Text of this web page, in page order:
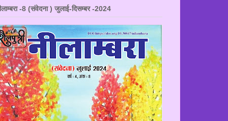
-8 (संवेदना ) जुलाई-दिसम्बर -2024